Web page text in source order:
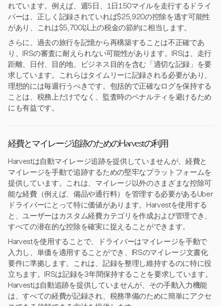
れています。例えば、週5日、1日150マイルを走行するドライ
バーは、正しく記録されていれば$25,920の控除を逃す可能性
があり、これは$5,700以上の税金の節約に相当します。
さらに、過去の旅行を記憶から再構築することは不正確であ
り、IRSの審査に耐えられない可能性があります。IRSは、走行
距離、日付、目的地、ビジネス目的を含む「適切な記録」を要
求しています。これらはタイムリーに記録される必要があり、
理想的には毎週行うべきです。包括的で正確なログを保持する
ことは、税務上だけでなく、監査時のペナルティを避けるため
にも有益です。
経費とマイレージ追跡のためのHarvestの利用
Harvestは自動マイレージ追跡を提供していませんが、経費と
マイレージを手動で追跡するための堅牢なプラットフォームを
提供しています。これは、マイレージ以外のさまざまな控除可
能な経費（例えば、備品や通行料）を管理する必要があるUber
ドライバーにとって特に価値があります。Harvestを使用する
と、ユーザーはカスタム経費カテゴリを作成および管理でき、
すべての潜在的な控除を確実に捉えることができます。
Harvestを使用することで、ドライバーはマイレージを手動で
入力し、単価を適用することができ、IRSのマイレージ文書化
要件に準拠します。これは、記録を整理し維持するのに特に役
立ちます。IRSは記録を3年間保持することを要求しています。
Harvestは自動追跡を提供していませんが、その手動入力機能
は、すべての経費が記録され、税務準備のために簡単にアクセ